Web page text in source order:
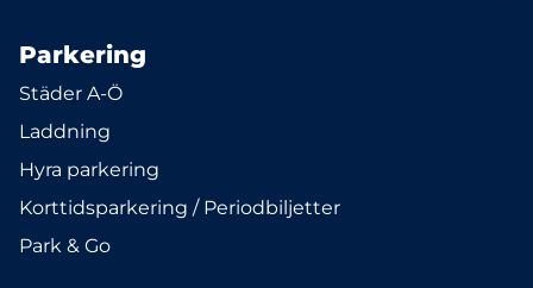
Parkering
Städer A-Ö
Laddning
Hyra parkering
Korttidsparkering / Periodbiljetter
Park & Go